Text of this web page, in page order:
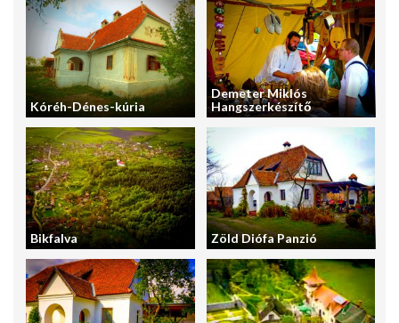
Kóréh-Dénes-kúria
Demeter Miklós
Hangszerkészítő
Bikfalva Zöld Diófa Panzió